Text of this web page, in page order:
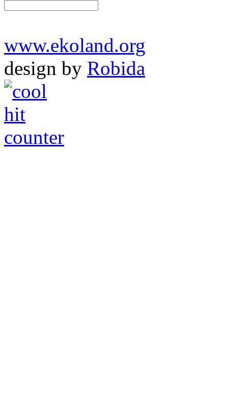
www.ekoland.org
design by Robida